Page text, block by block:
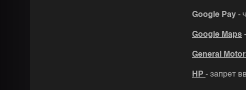
Google Pay -
Google Maps
General
HP - запрет